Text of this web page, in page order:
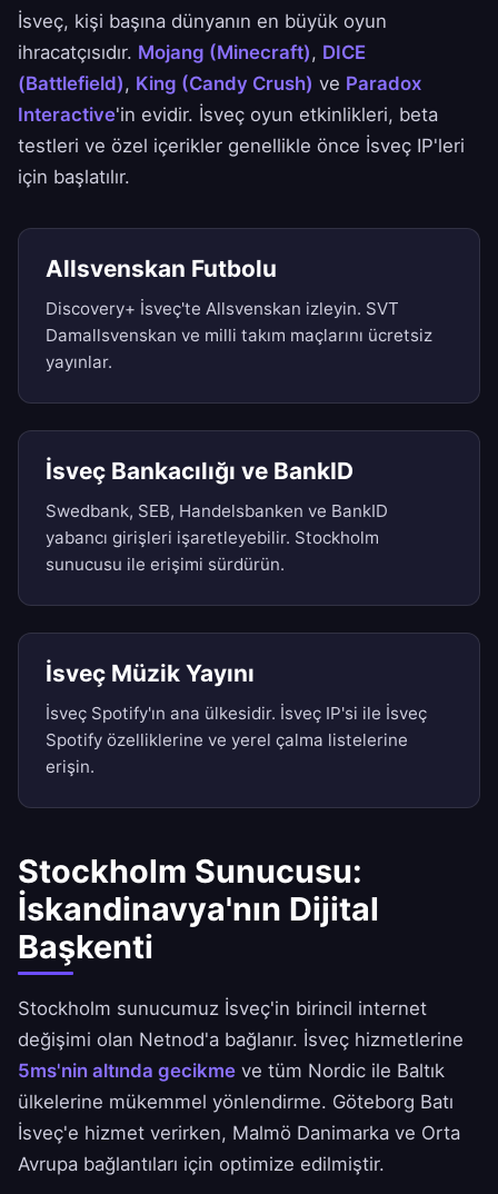
İsveç, kişi başına dünyanın en büyük oyun
ihracatçısıdır. Mojang (Minecraft), DICE
(Battlefield), King (Candy Crush) ve Paradox
Interactive'in evidir. İsveç oyun etkinlikleri, beta
testleri ve özel içerikler genellikle önce İsveç IP'leri
için başlatılır.
Allsvenskan Futbolu
Discovery+ İsveç'te Allsvenskan izleyin. SVT
Damallsvenskan ve milli takım maçlarını ücretsiz
yayınlar.
İsveç Bankacılığı ve BankID
Swedbank, SEB, Handelsbanken ve BankID
yabancı girişleri işaretleyebilir. Stockholm
sunucusu ile erişimi sürdürün.
İsveç Müzik Yayını
İsveç Spotify'ın ana ülkesidir. İsveç IP'si ile İsveç
Spotify özelliklerine ve yerel çalma listelerine
erişin.
Stockholm Sunucusu:
İskandinavya'nın Dijital
Başkenti
Stockholm sunucumuz İsveç'in birincil internet
değişimi olan Netnod'a bağlanır. İsveç hizmetlerine
5ms'nin altında gecikme ve tüm Nordic ile Baltık
ülkelerine mükemmel yönlendirme. Göteborg Batı
İsveç'e hizmet verirken, Malmö Danimarka ve Orta
Avrupa bağlantıları için optimize edilmiştir.